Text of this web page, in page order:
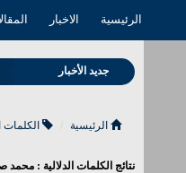
الرئيسية الاخبار
جديد الأخبار
الرئيسية الكلمات
نتائج الكلمات الدلالية : محمد